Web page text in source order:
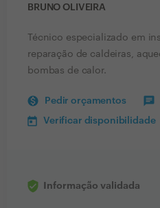
BRUNO OLIVEIRA
Técnico especializado em
reparação de caldeiras,
bombas de calor.
Pedir orçamentos
Verificar disponibilidade
Informação validada